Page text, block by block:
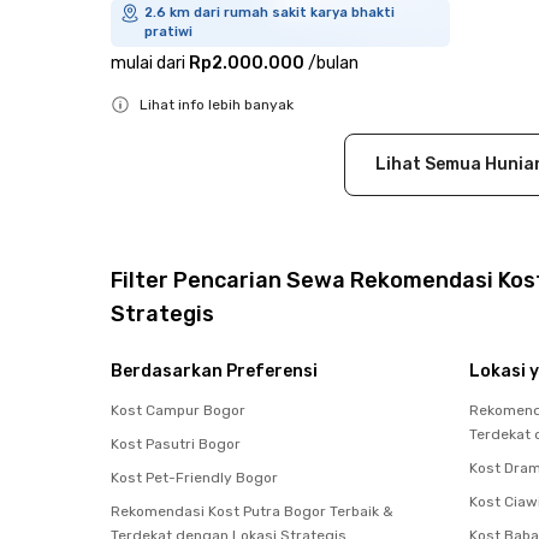
2.6 km dari rumah sakit karya bhakti
pratiwi
mulai dari Rp2.000.000 /bulan
Lihat info lebih banyak
Lihat Semua
Filter Pencarian Sewa Rekomendasi
Strategis
Berdasarkan Preferensi
Kost Campur Bogor
Kost Pasutri Bogor
Kost Pet-Friendly Bogor
Rekomendasi Kost Putra Bogor Terbaik &
Lokasi
Terdekat
Kost
Kost